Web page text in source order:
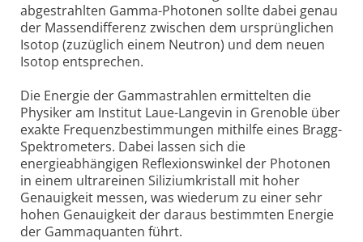
abgestrahlten Gamma-Photonen sollte dabei genau
der Massendifferenz zwischen dem ursprünglichen
Isotop (zuzüglich einem Neutron) und dem neuen
Isotop entsprechen.
Die Energie der Gammastrahlen ermittelten die
Physiker am Institut Laue-Langevin in Grenoble über
exakte Frequenzbestimmungen mithilfe eines Bragg-
Spektrometers. Dabei lassen sich die
energieabhängigen Reflexionswinkel der Photonen
in einem ultrareinen Siliziumkristall mit hoher
Genauigkeit messen, was wiederum zu einer sehr
hohen Genauigkeit der daraus bestimmten Energie
der Gammaquanten führt.